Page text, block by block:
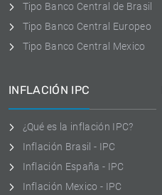
Tipo Banco Central de Brasil
Tipo Banco Central Europeo
Tipo Banco Central Mexico
INFLACIÓN IPC
¿Qué es la inflación IPC?
Inflación Brasil - IPC
Inflación España - IPC
Inflación Mexico - IPC